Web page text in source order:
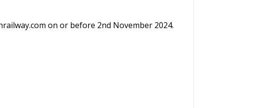
on or before 2nd November 2024.